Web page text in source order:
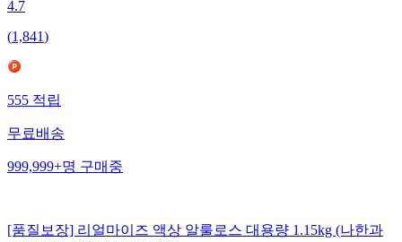
4.7
(1,841)
555적립
무료배송
999,999+명구매중
[품질보장] 리얼마이즈 액상 알룰로스 대용량 1.15kg (나한과